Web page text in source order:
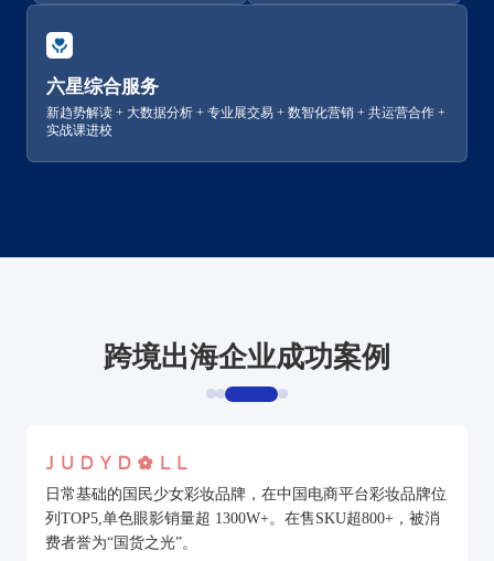
六星综合服务
新趋势解读 + 大数据分析 + 专业展交易 + 数智化营销 + 共运营合作 +
实战课进校
跨境出海企业成功案例
日常基础的国民少女彩妆品牌，在中国电商平台彩妆品牌位
列TOP5,单色眼影销量超 1300W+。在售SKU超800+，被消
费者誉为“国货之光”。